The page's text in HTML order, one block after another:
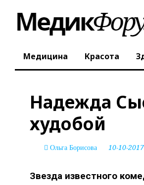
Медицина Красота
Надежда
худобой
Ольга Борисова 10-10-
Звезда известного